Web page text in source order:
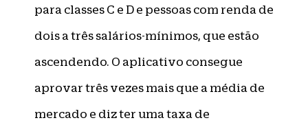
para classes C e D e pessoas com renda de
dois a três salários-mínimos, que estão
ascendendo. O aplicativo consegue
aprovar três vezes mais que a média de
mercado e diz ter uma taxa de